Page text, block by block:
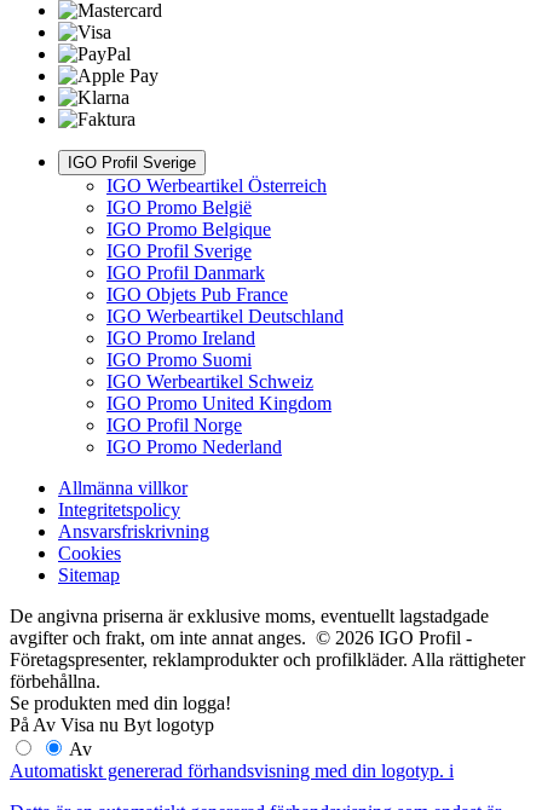
IGO Profil Sverige
IGO Werbeartikel Österreich
IGO Promo België
IGO Promo Belgique
IGO Profil Sverige
IGO Profil Danmark
IGO Objets Pub France
IGO Werbeartikel Deutschland
IGO Promo Ireland
IGO Promo Suomi
IGO Werbeartikel Schweiz
IGO Promo United Kingdom
IGO Profil Norge
IGO Promo Nederland
Allmänna villkor
Integritetspolicy
Ansvarsfriskrivning
Cookies
Sitemap
De angivna priserna är exklusive moms, eventuellt lagstadgade
avgifter och frakt, om inte annat anges. © 2026 IGO Profil -
Företagspresenter, reklamprodukter och profilkläder. Alla rättigheter
förbehållna.
Se produkten med din logga!
På Av Visa nu Byt logotyp
Av
Automatiskt genererad förhandsvisning med din logotyp. i